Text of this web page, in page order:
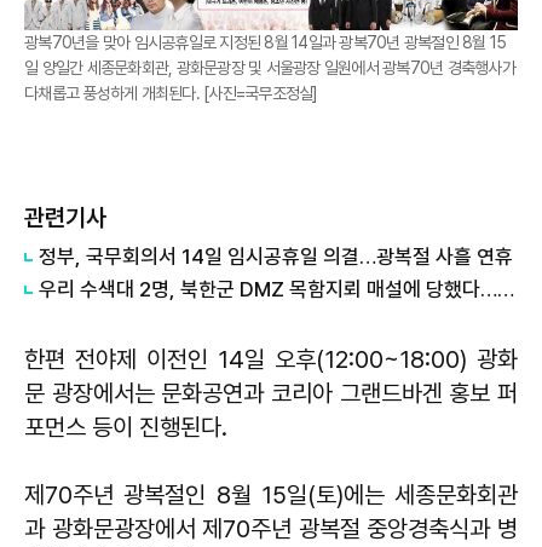
광복70년을 맞아 임시공휴일로 지정된 8월 14일과 광복70년 광복절인 8월 15
일 양일간 세종문화회관, 광화문광장 및 서울광장 일원에서 광복70년 경축행사가
다채롭고 풍성하게 개최된다. [사진=국무조정실]
관련기사
정부, 국무회의서 14일 임시공휴일 의결…광복절 사흘 연휴
우리 수색대 2명, 북한군 DMZ 목함지뢰 매설에 당했다…군사분계선 또 뚫려
한편 전야제 이전인 14일 오후(12:00~18:00) 광화
문 광장에서는 문화공연과 코리아 그랜드바겐 홍보 퍼
포먼스 등이 진행된다.
제70주년 광복절인 8월 15일(토)에는 세종문화회관
과 광화문광장에서 제70주년 광복절 중앙경축식과 병